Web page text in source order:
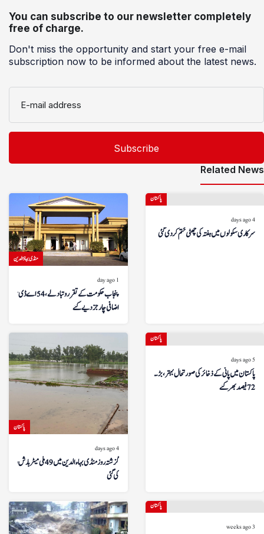
You can subscribe to our newsletter completely
free of charge.
Don't miss the opportunity and start your free e-mail
subscription now to be informed about the latest news.
E-mail address
Related News
منڈی بہاؤالدین
1 day ago
پنجاب حکومت کے تقرر و تبادلے، 54 اے ڈی سیز کو
اضافی چارجز دیے گئے
پاکستان
4 days ago
سرکاری سکولوں میں ہفتہ کی چھٹی ختم کر دی گئی
پاکستان
4 days ago
گزشتہ روز منڈی بہاءالدین میں 49 ملی میٹر بارش ریکارڈ
کی گئی
پاکستان
5 days ago
پاکستان میں پانی کے ذخائر کی صورتحال بہتر، بڑے ڈیم
72 فیصد بھر گئے
پاکستان
3 weeks ago